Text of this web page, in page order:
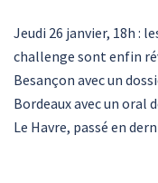
Jeudi 26 janvier, 18h :
challenge sont enfin
Besançon avec un
Bordeaux avec un oral
Le Havre, passé en